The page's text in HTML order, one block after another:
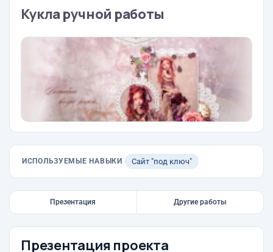
Кукла ручной работы
ИСПОЛЬЗУЕМЫЕ НАВЫКИ Сайт "под ключ"
Презентация Другие работы
Презентация проекта